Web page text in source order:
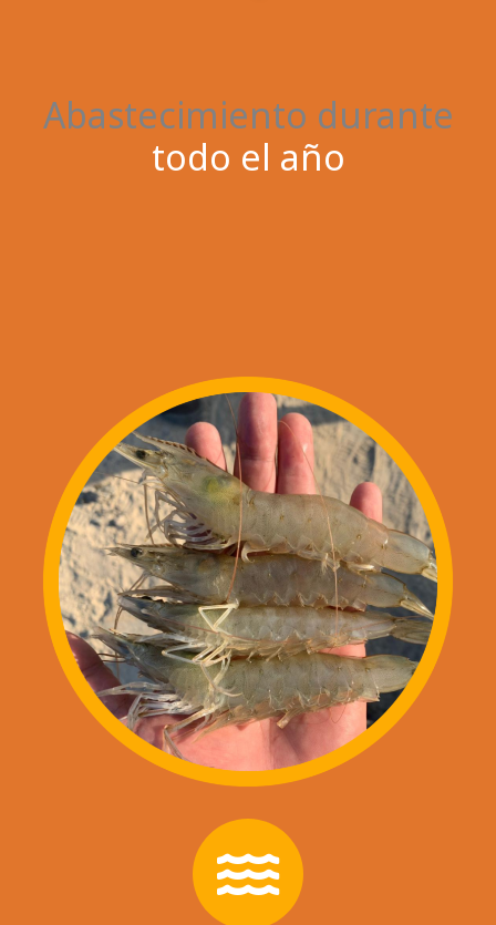
Abastecimiento durante
todo el año